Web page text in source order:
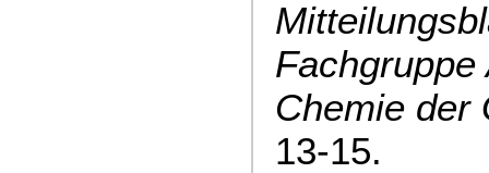
Chemie der
13-15.